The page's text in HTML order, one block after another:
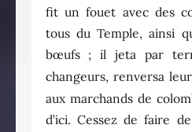
fit un fouet avec des
tous du Temple, ainsi
bœufs ; il jeta par
changeurs, renversa
aux marchands de
d’ici. Cessez de faire